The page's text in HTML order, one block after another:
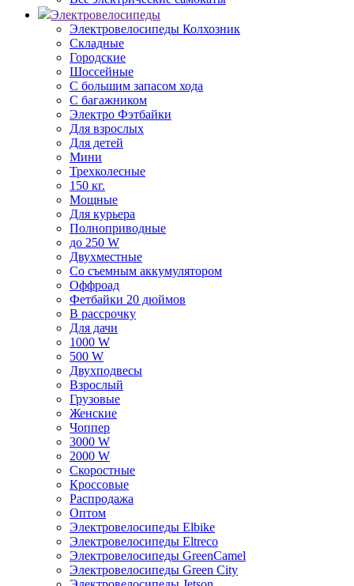
Электровелосипеды
Электровелосипеды Колхозник
Складные
Городские
Шоссейные
С большим запасом хода
С багажником
Электро Фэтбайки
Для взрослых
Для детей
Мини
Трехколесные
150 кг.
Мощные
Для курьера
Полноприводные
до 250 W
Двухместные
Со съемным аккумулятором
Оффроад
Фетбайки 20 дюймов
В рассрочку
Для дачи
1000 W
500 W
Двухподвесы
Взрослый
Грузовые
Женские
Чоппер
3000 W
2000 W
Скоростные
Кроссовые
Распродажа
Оптом
Электровелосипеды Elbike
Электровелосипеды Eltreco
Электровелосипеды GreenCamel
Электровелосипеды Green City